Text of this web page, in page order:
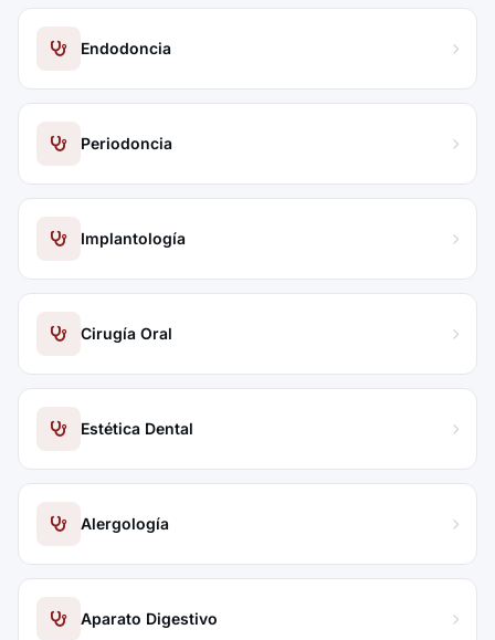
Endodoncia
Periodoncia
Implantología
Cirugía Oral
Estética Dental
Alergología
Aparato Digestivo